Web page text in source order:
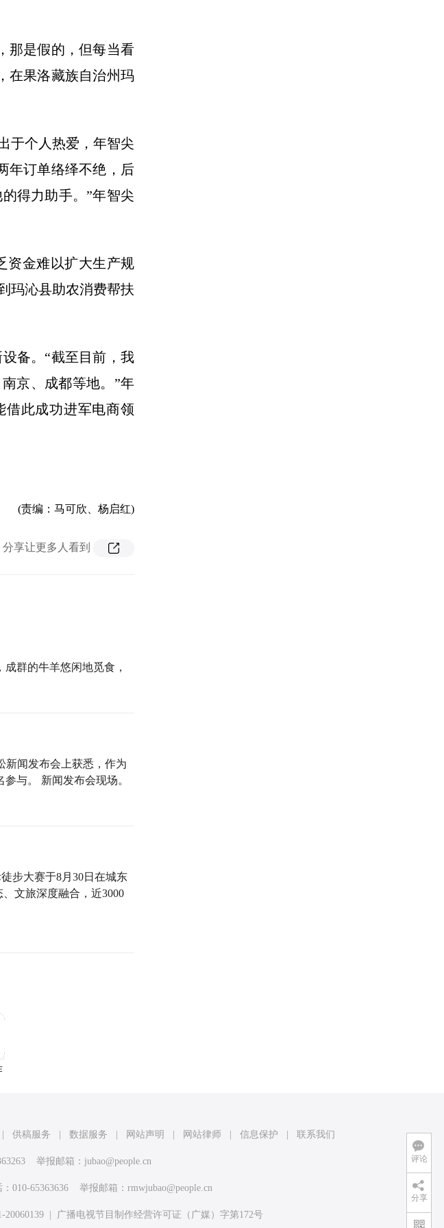
是假的，但每当看
在果洛藏族自治州玛
于个人热爱，年智尖
年订单络绎不绝，后
得力助手。”年智尖
金难以扩大生产规
玛沁县助农消费帮扶
备。“截至目前，我
京、成都等地。”年
借此成功进军电商领
(责编：马可欣、杨启红)
分享让更多人看到
群的牛羊悠闲地觅食，
新闻发布会上获悉，作为
与。 新闻发布会现场。
步大赛于8月30日在城东
文旅深度融合，近3000
供稿服务 数据服务 网站声明 网站律师 信息保护 联系我们
举报邮箱： jubao@people.cn
010-65363636 举报邮箱： rmwjubao@people.cn
| 广播电视节目制作经营许可证（广媒）字第172号
评论
分享